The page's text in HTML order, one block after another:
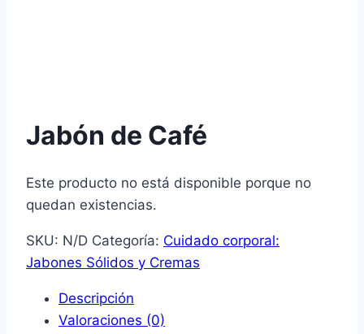
Jabón de Café
Este producto no está disponible porque no
quedan existencias.
SKU: N/D Categoría: Cuidado corporal:
Jabones Sólidos y Cremas
Descripción
Valoraciones (0)